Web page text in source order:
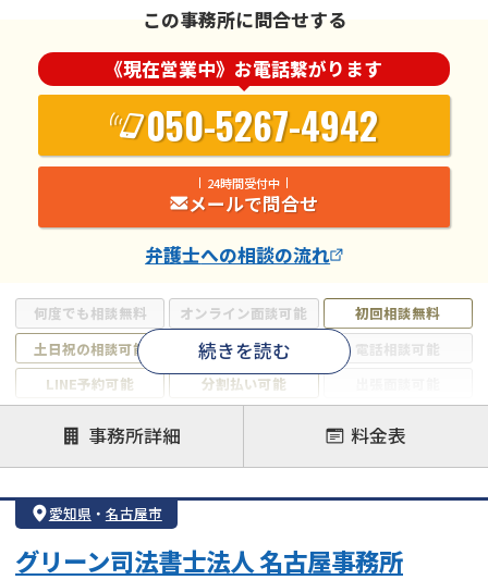
何度でも相談無料 オンライン面談可能
初回相談無料
土日祝の相談可能
19時以降電話可能
電話相談可能
LINE予約可能
分割払い可能
借金返済相談・交渉
自己破産
任意整理
個人再生
会社破産・法人破産
住宅ローン
消費者金融・サラ金
続きを読む
この事務所に問合せする
《現在営業中》お電話繋がります
050-5267-4942
24時間受付中
メールで問合せ
弁護士への相談の流れ
事務所詳細 料金表
愛知県 ・ 名古屋市
グリーン司法書士法人 名古屋事務所